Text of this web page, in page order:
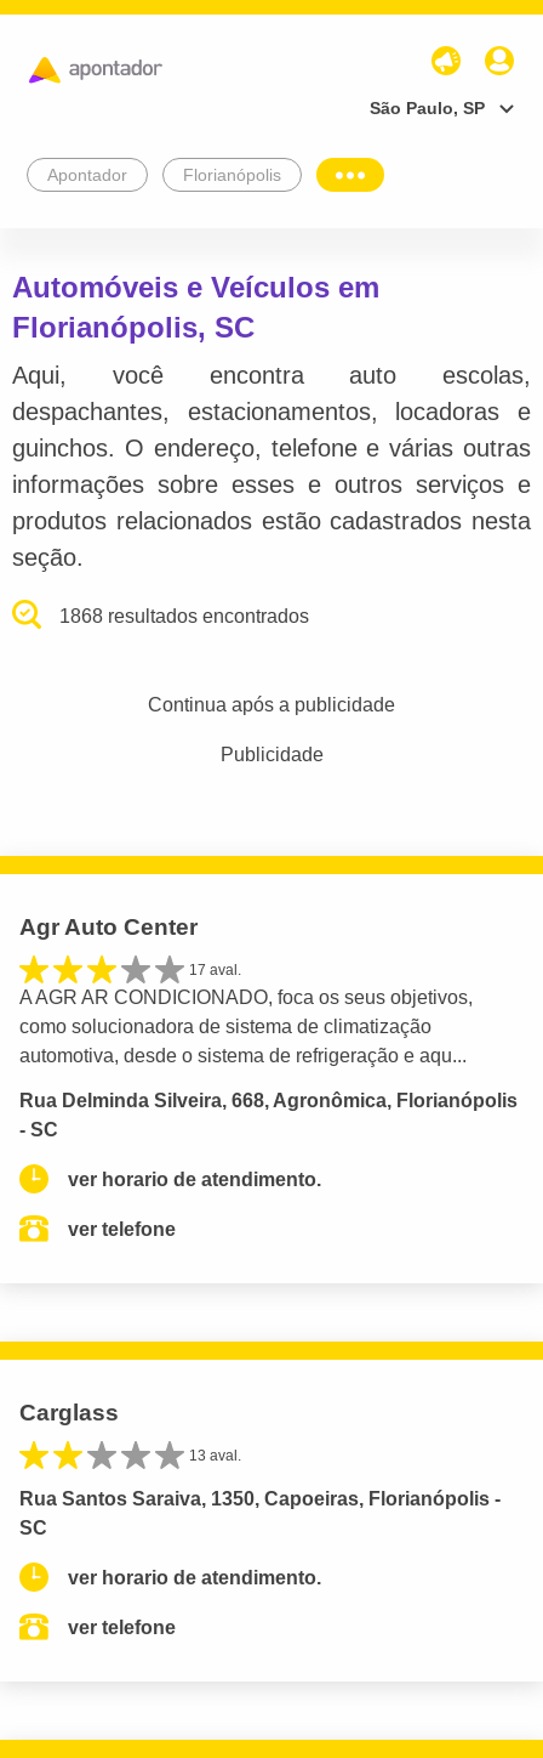
São Paulo, SP
Apontador Florianópolis
Automóveis e Veículos em
Florianópolis, SC
Aqui, você encontra auto escolas,
despachantes, estacionamentos, locadoras e
guinchos. O endereço, telefone e várias outras
informações sobre esses e outros serviços e
produtos relacionados estão cadastrados nesta
seção.
1868 resultados encontrados
Continua após a publicidade
Publicidade
Agr Auto Center
17 aval.
A AGR AR CONDICIONADO, foca os seus objetivos,
como solucionadora de sistema de climatização
automotiva, desde o sistema de refrigeração e aqu...
Rua Delminda Silveira, 668, Agronômica, Florianópolis
- SC
ver horario de atendimento.
ver telefone
Carglass
13 aval.
Rua Santos Saraiva, 1350, Capoeiras, Florianópolis -
SC
ver horario de atendimento.
ver telefone